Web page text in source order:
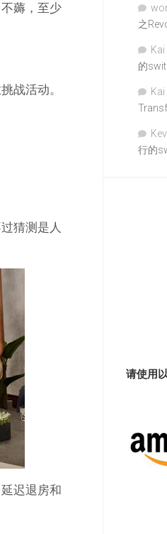
薅，至少
战活动。
猜测是人
迟退房和
之
Kai
的
Kai
行的
请使用